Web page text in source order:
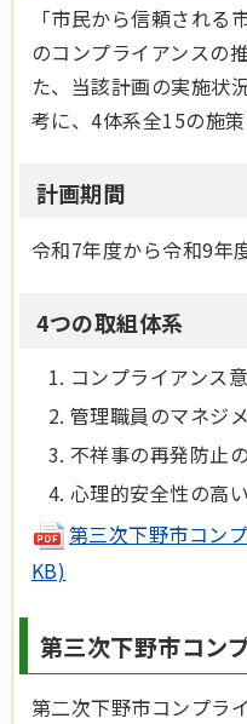
「市民から信頼され
のコンプライアンスの
た、当該計画の実施状
考に、4体系全15の施策
計画期間
令和7年度から令和9年
4つの取組体系
コンプライアンス
管理職員のマネジ
不祥事の再発防止
心理的安全性の高
第三次下野市コン
KB)
第三次下野市コン
第二次下野市コンプラ